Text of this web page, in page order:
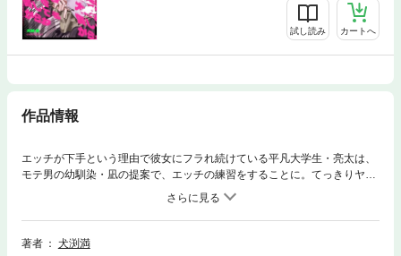
試し読み カートへ
作品情報
エッチが下手という理由で彼女にフラれ続けている平凡大学生・亮太は、
モテ男の幼馴染・凪の提案で、エッチの練習をすることに。てっきりヤる
側かと思ったら……ヤられる側ってマジかよ!?最初はありえないと思って
いた男同士の行為。それなのに、気づけば凪のテクにメロついてしまい、
自分からオネダリしてしまう始末……。「彼女なんか作んなくていいよ」
「可愛くて情けないとこ、見せるの俺だけにしてね」ただ一緒にバカやっ
著者
犬渕満